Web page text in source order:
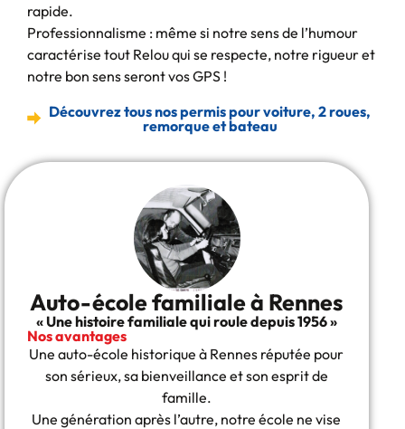
rapide.
Professionnalisme : même si notre sens de l’humour
caractérise tout Relou qui se respecte, notre rigueur et
notre bon sens seront vos GPS !
Découvrez tous nos permis pour voiture, 2 roues,
remorque et bateau
Auto-école familiale à Rennes
« Une histoire familiale qui roule depuis 1956 »​
Nos avantages
Une auto-école historique à Rennes réputée pour
son sérieux, sa bienveillance et son esprit de
famille.
Une génération après l’autre, notre école ne vise